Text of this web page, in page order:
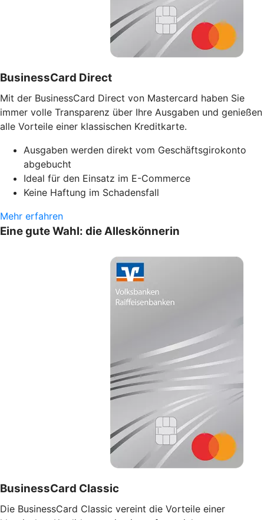
BusinessCard Direct
Mit der BusinessCard Direct von Mastercard haben Sie
immer volle Transparenz über Ihre Ausgaben und genießen
alle Vorteile einer klassischen Kreditkarte.
Ausgaben werden direkt vom Geschäftsgirokonto
abgebucht
Ideal für den Einsatz im E-Commerce
Keine Haftung im Schadensfall
Mehr erfahren
Eine gute Wahl: die Alleskönnerin
BusinessCard Classic
Die BusinessCard Classic vereint die Vorteile einer